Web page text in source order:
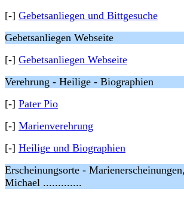
[-] Gebetsanliegen und Bittgesuche
Gebetsanliegen Webseite
[-] Gebetsanliegen Webseite
Verehrung - Heilige - Biographien
[-] Pater Pio
[-] Marienverehrung
[-] Heilige und Biographien
Erscheinungsorte -
Michael .............